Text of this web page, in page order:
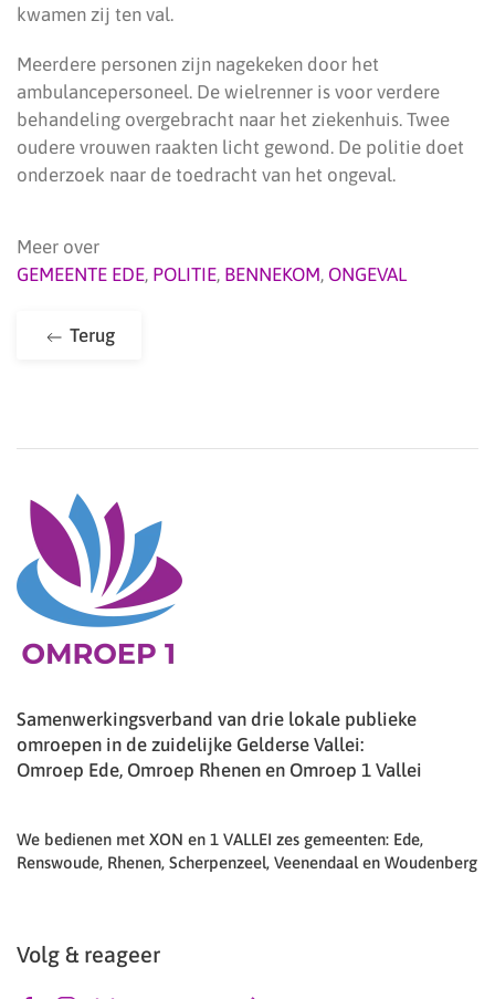
kwamen zij ten val.
Meerdere personen zijn nagekeken door het
ambulancepersoneel. De wielrenner is voor verdere
behandeling overgebracht naar het ziekenhuis. Twee
oudere vrouwen raakten licht gewond. De politie doet
onderzoek naar de toedracht van het ongeval.
Meer over
GEMEENTE EDE, POLITIE, BENNEKOM, ONGEVAL
Terug
Samenwerkingsverband van drie lokale publieke
omroepen in de zuidelijke Gelderse Vallei:
Omroep Ede, Omroep Rhenen en Omroep 1 Vallei
We bedienen met XON en 1 VALLEI zes gemeenten: Ede,
Renswoude, Rhenen, Scherpenzeel, Veenendaal en Woudenberg
Volg & reageer